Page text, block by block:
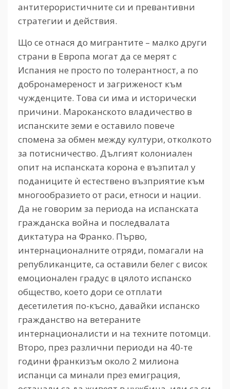
антитерористичните си и превантивни
стратегии и действия.
Що се отнася до мигрантите – малко други
страни в Европа могат да се мерят с
Испания не просто по толерантност, а по
добронамереност и загриженост към
чужденците. Това си има и исторически
причини. Мароканското владичество в
испанските земи е оставило повече
спомена за обмен между култури, отколкото
за потисничество. Дългият колониален
опит на испанската корона е възпитал у
поданиците ѝ естествено възприятие към
многообразието от раси, етноси и нации.
Да не говорим за периода на испанската
гражданска война и последвалата
диктатура на Франко. Първо,
интернационалните отряди, помагали на
републиканците, са оставили белег с висок
емоционален градус в цялото испанско
общество, което дори се отплати
десетилетия по-късно, давайки испанско
гражданство на ветераните
интернационалисти и на техните потомци.
Второ, през различни периоди на 40-те
години франкизъм около 2 милиона
испанци са минали през емиграция,